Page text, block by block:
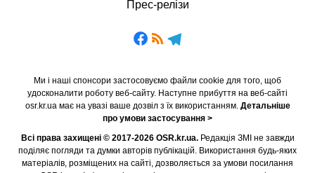
Прес-релізи
Ми і наші спонсори застосовуємо файли cookie для того, щоб
удосконалити роботу веб-сайту. Наступне прибуття на веб-сайті
osr.kr.ua має на увазі ваше дозвіл з їх використанням. Детальніше
про умови застосування >
Всі права захищені © 2017-2026 OSR.kr.ua.Редакція ЗМІ не завжди
поділяє погляди та думки авторів публікацій. Використання будь-яких
матеріалів, розміщених на сайті, дозволяється за умови посилання